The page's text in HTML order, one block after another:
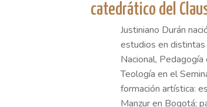
catedrático del
Justiniano Durán
estudios en
Nacional,
Teología en el
formación artística:
Manzur en Bogotá;